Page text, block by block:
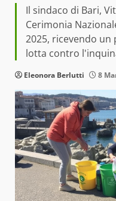
Il sindaco di Bari,
Cerimonia
2025, ricevendo
lotta contro
Eleonora Berlutti 8